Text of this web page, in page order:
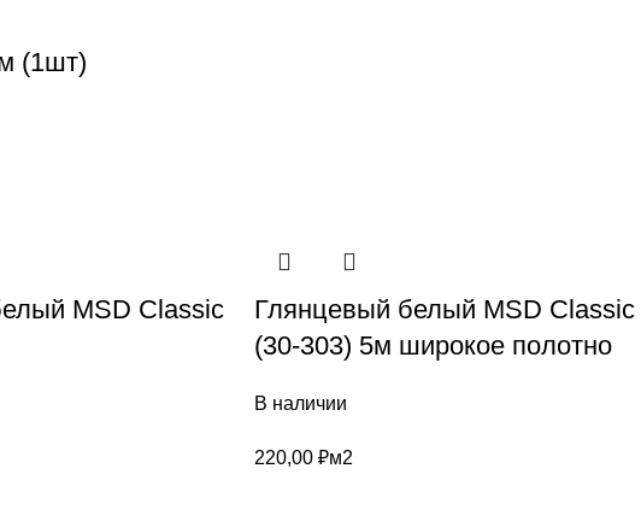
(1шт)
MSD Classic
Глянцевый белый MSD Classic
(30-303) 5м широкое полотно
В наличии
220,00 ₽м2